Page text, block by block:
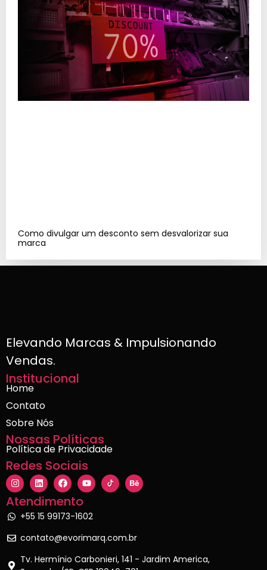
Como divulgar um desconto sem desvalorizar sua
marca
Elevando Marcas & Impulsionando
Vendas.
Institucional
Home
Contato
Sobre Nós
Nossas Políticas
Política de Privacidade
Redes Sociais
Atendimento
+55 15 99173-1602
contato@evorimarq.com.br
Tv. Hermínio Carbonieri, 141 - Jardim America,